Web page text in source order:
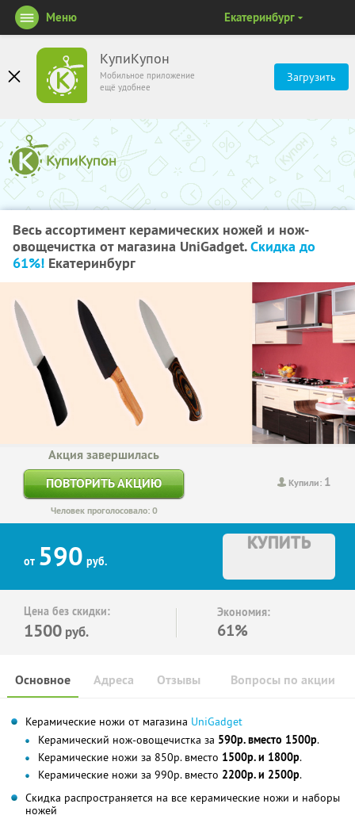
КупиКупон
Мобильное приложение
ещё удобнее
Загрузить
Меню Екатеринбург
Весь ассортимент керамических ножей и нож-
овощечистка от магазина UniGadget.Скидка до
61%! Екатеринбург
Купили: 1
Акция завершилась
ПОВТОРИТЬ АКЦИЮ
Человек проголосовало: 0
от 590 руб.
КУПИТЬ
Цена без скидки:
1500 руб.
Экономия:
61%
Основное Отзывы Вопросы по акции
Адреса
Керамические ножи от магазина UniGadget
Керамический нож-овощечистка за 590р. вместо 1500р.
Керамические ножи за 850р. вместо 1500р. и 1800р.
Керамические ножи за 990р. вместо 2200р. и 2500р.
Скидка распространяется на все керамические ножи и наборы
ножей